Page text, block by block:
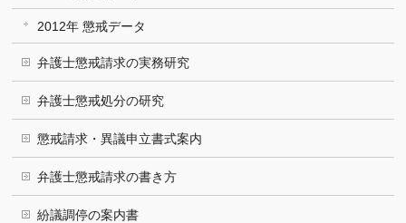
2012年 懲戒データ
弁護士懲戒請求の実務研究
弁護士懲戒処分の研究
懲戒請求・異議申立書式案内
弁護士懲戒請求の書き方
紛議調停の案内書